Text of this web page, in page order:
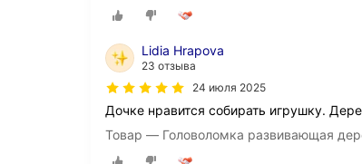
Lidia Hrapova
23 отзыва
24 июля 2025
Дочке нравится собирать игрушку.
Товар — Головоломка развивающая